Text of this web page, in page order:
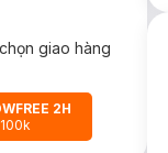
giao hàng
2H